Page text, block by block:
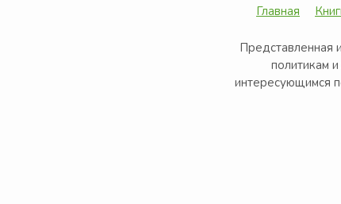
Главная
Представленная
политикам
интересующимся